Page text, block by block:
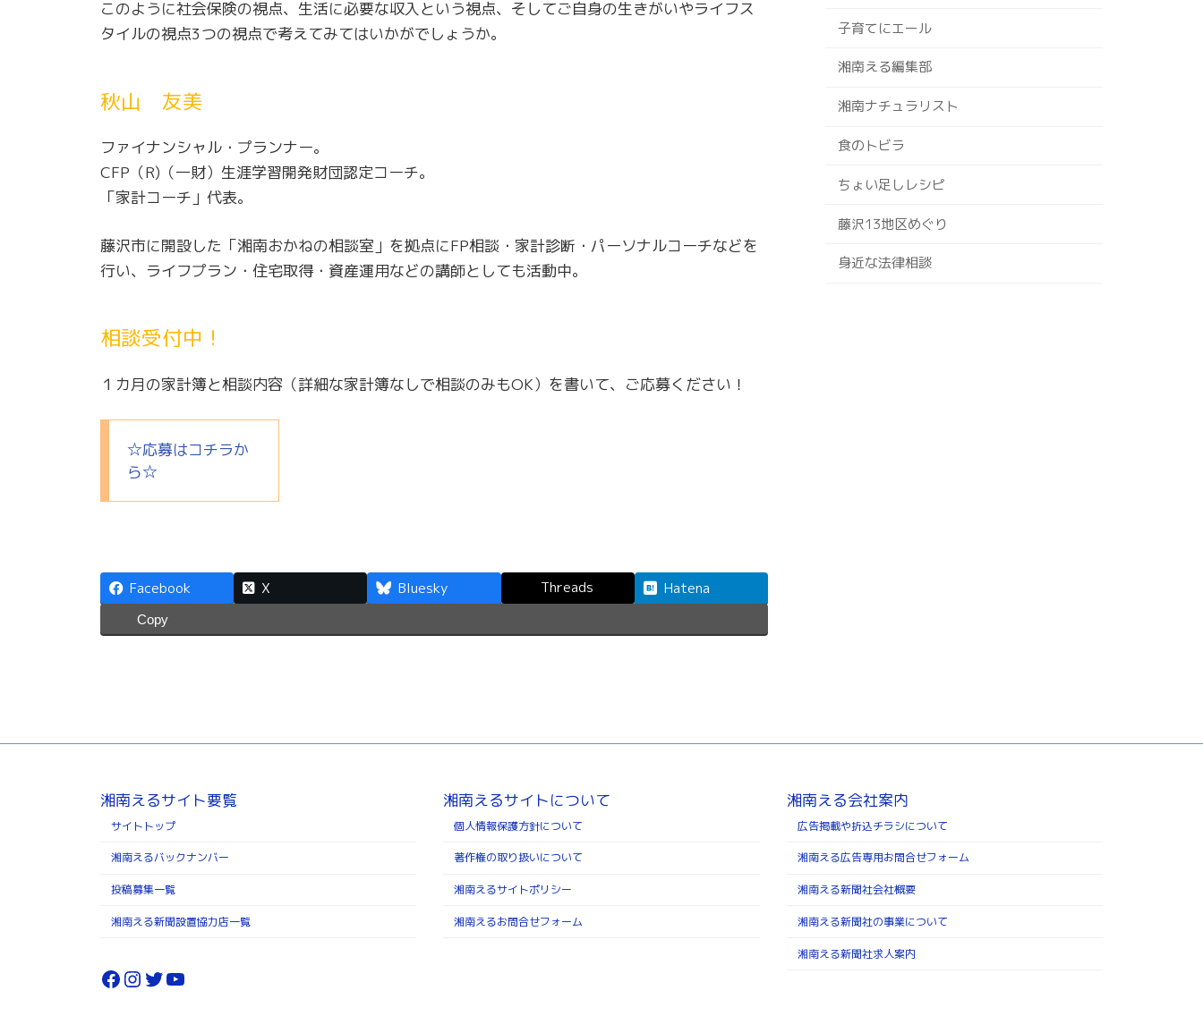
このように社会保険の視点、生活に必要な収入という視点、そしてご自身の生きがいやライフス
タイルの視点3つの視点で考えてみてはいかがでしょうか。
秋山 友美
ファイナンシャル・プランナー。
CFP（R)（一財）生涯学習開発財団認定コーチ。
「家計コーチ」代表。
藤沢市に開設した「湘南おかねの相談室」を拠点にFP相談・家計診断・パーソナルコーチなどを
行い、ライフプラン・住宅取得・資産運用などの講師としても活動中。
相談受付中！
１カ月の家計簿と相談内容（詳細な家計簿なしで相談のみもOK）を書いて、ご応募ください！
☆応募はコチラか
ら☆
Facebook X Bluesky Threads Hatena
Copy
子育てにエール
湘南える編集部
湘南ナチュラリスト
食のトビラ
ちょい足しレシピ
藤沢13地区めぐり
身近な法律相談
湘南えるサイト要覧
サイトトップ
湘南えるバックナンバー
投稿募集一覧
湘南える新聞設置協力店一覧
Facebook
Instagram
Twitter
YouTube
湘南えるサイトについて
個人情報保護方針について
著作権の取り扱いについて
湘南えるサイトポリシー
湘南えるお問合せフォーム
湘南える会社案内
広告掲載や折込チラシについて
湘南える広告専用お問合せフォーム
湘南える新聞社会社概要
湘南える新聞社の事業について
湘南える新聞社求人案内